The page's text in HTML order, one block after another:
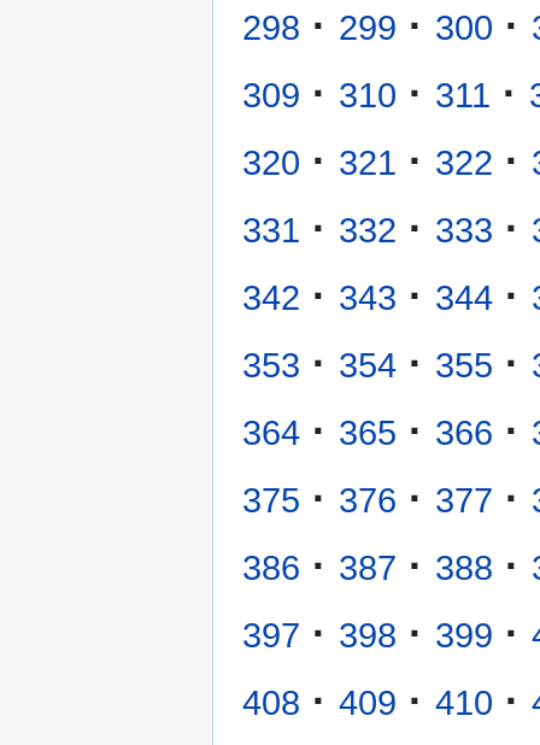
298 · 299 · 300 ·
309 · 310 · 311 ·
320 · 321 · 322 ·
331 · 332 · 333 ·
342 · 343 · 344 ·
353 · 354 · 355 ·
364 · 365 · 366 ·
375 · 376 · 377 ·
386 · 387 · 388 ·
397 · 398 · 399 ·
408 · 409 · 410 ·